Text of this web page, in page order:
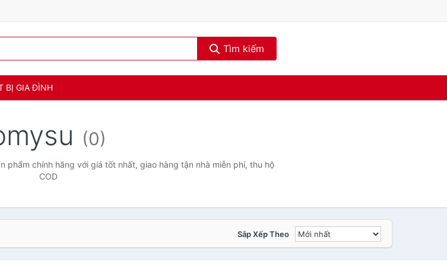
Tìm kiếm
BỊ GIA ĐÌNH
(0)
phẩm chính hãng với giá tốt nhất, giao hàng tận nhà miễn phí, thu hộ
COD
Sắp Xếp Theo